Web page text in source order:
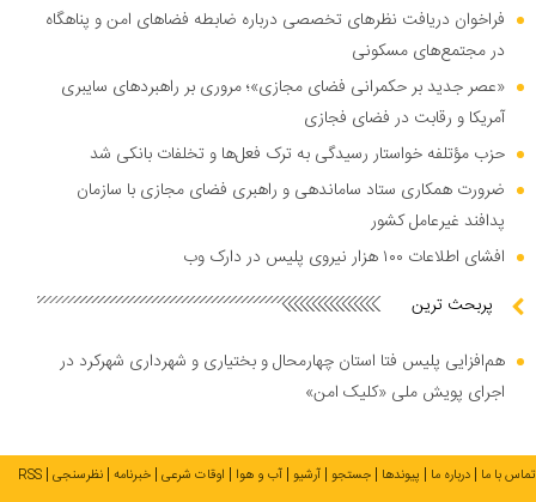
فراخوان دریافت نظر‌های تخصصی درباره ضابطه فضا‌های امن و پناهگاه
در مجتمع‌های مسکونی
«عصر جدید بر حکمرانی فضای مجازی»؛ مروری بر راهبرد‌های سایبری
آمریکا و رقابت در فضای فجازی
حزب مؤتلفه خواستار رسیدگی به ترک فعل‌ها و تخلفات بانکی شد
ضرورت همکاری ستاد ساماندهی و راهبری فضای مجازی با سازمان
پدافند غیرعامل کشور
افشای اطلاعات ۱۰۰ هزار نیروی پلیس در دارک وب
پربحث ترین
هم‌افزایی پلیس فتا استان چهارمحال و بختیاری و شهرداری شهرکرد در
اجرای پویش ملی «کلیک امن»
تماس با ما درباره ما پیوندها جستجو آرشیو آب و هوا اوقات شرعی خبرنامه نظرسنجی RSS